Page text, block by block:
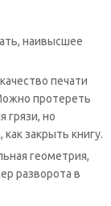
наивысшее
печати
протереть
но
закрыть книгу.
геометрия,
разворота в